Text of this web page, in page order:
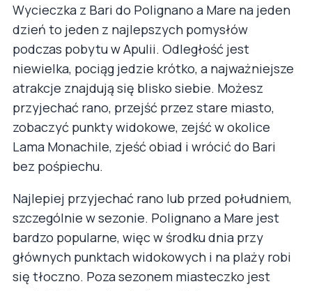
Wycieczka z Bari do Polignano a Mare na jeden
dzień to jeden z najlepszych pomysłów
podczas pobytu w Apulii. Odległość jest
niewielka, pociąg jedzie krótko, a najważniejsze
atrakcje znajdują się blisko siebie. Możesz
przyjechać rano, przejść przez stare miasto,
zobaczyć punkty widokowe, zejść w okolice
Lama Monachile, zjeść obiad i wrócić do Bari
bez pośpiechu.
Najlepiej przyjechać rano lub przed południem,
szczególnie w sezonie. Polignano a Mare jest
bardzo popularne, więc w środku dnia przy
głównych punktach widokowych i na plaży robi
się tłoczno. Poza sezonem miasteczko jest